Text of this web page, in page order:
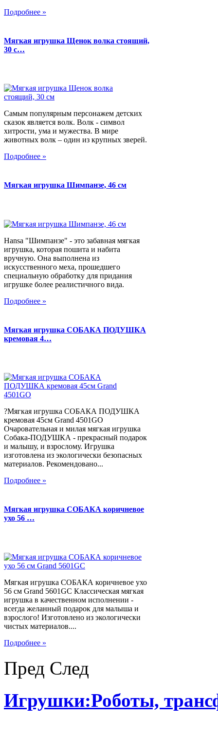
Подробнее »
Мягкая игрушка Щенок волка стоящий,
30 с…
Самым популярным персонажем детских
сказок является волк. Волк - символ
хитрости, ума и мужества. В мире
животных волк – один из крупных зверей.
Подробнее »
Мягкая игрушка Шимпанзе, 46 см
Hansa "Шимпанзе" - это забавная мягкая
игрушка, которая пошита и набита
вручную. Она выполнена из
искусственного меха, прошедшего
специальную обработку для придания
игрушке более реалистичного вида.
Подробнее »
Мягкая игрушка СОБАКА ПОДУШКА
кремовая 4…
?Мягкая игрушка СОБАКА ПОДУШКА
кремовая 45см Grand 4501GO
Очаровательная и милая мягкая игрушка
Собака-ПОДУШКА - прекрасный подарок
и малышу, и взрослому. Игрушка
изготовлена из экологически безопасных
материалов. Рекомендовано...
Подробнее »
Мягкая игрушка СОБАКА коричневое
ухо 56 …
Мягкая игрушка СОБАКА коричневое ухо
56 см Grand 5601GC Классическая мягкая
игрушка в качественном исполнении -
всегда желанный подарок для малыша и
взрослого! Изготовлено из экологически
чистых материалов....
Подробнее »
Пред След
Игрушки:Роботы,